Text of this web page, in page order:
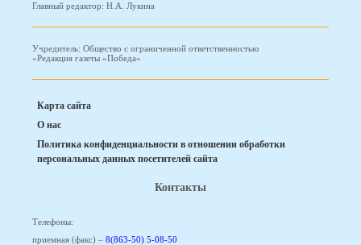
Главный редактор: Н.А. Лукина
Учредитель: Общество с ограниченной ответственностью
«Редакция газеты «Победа»
Карта сайта
О нас
Политика конфиденциальности в отношении обработки
персональных данных посетителей сайта
Контакты
Телефоны:
приемная (факс) – 8(863-50) 5-08-50